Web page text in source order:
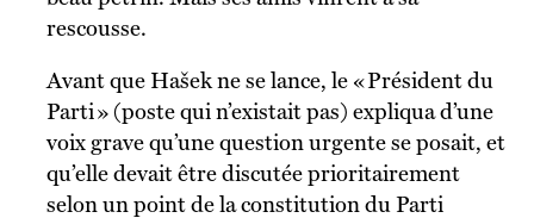
rescousse.
Avant que Hašek ne se lance, le « Président du
Parti » (poste qui n’existait pas) expliqua d’une
voix grave qu’une question urgente se posait, et
qu’elle devait être discutée prioritairement
selon un point de la constitution du Parti